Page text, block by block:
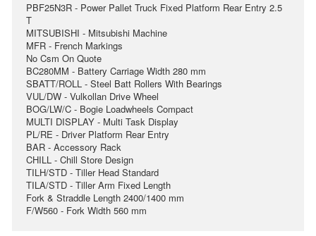
PBF25N3R - Power Pallet Truck Fixed Platform Rear Entry 2.5
T
MITSUBISHI - Mitsubishi Machine
MFR - French Markings
No Csm On Quote
BC280MM - Battery Carriage Width 280 mm
SBATT/ROLL - Steel Batt Rollers With Bearings
VUL/DW - Vulkollan Drive Wheel
BOG/LW/C - Bogie Loadwheels Compact
MULTI DISPLAY - Multi Task Display
PL/RE - Driver Platform Rear Entry
BAR - Accessory Rack
CHILL - Chill Store Design
TILH/STD - Tiller Head Standard
TILA/STD - Tiller Arm Fixed Length
Fork & Straddle Length 2400/1400 mm
F/W560 - Fork Width 560 mm